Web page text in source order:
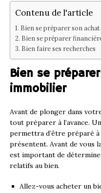
Contenu de l'article
Bien se préparer son
Bien se préparer
Bien faire ses recherches
Bien se
immobilier
Avant de plonger dans
tout préparer à l’avance.
permettra d’être préparé
présentent. Avant de vous
est important de
relatifs au bien.
Allez-vous acheter un